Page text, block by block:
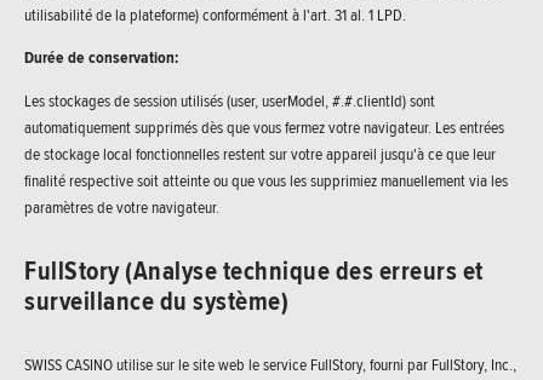
utilisabilité de la plateforme) conformément à l'art. 31 al. 1 LPD.
Durée de conservation:
Les stockages de session utilisés (user, userModel, #.#.clientId) sont
automatiquement supprimés dès que vous fermez votre navigateur. Les entrées
de stockage local fonctionnelles restent sur votre appareil jusqu'à ce que leur
finalité respective soit atteinte ou que vous les supprimiez manuellement via les
paramètres de votre navigateur.
FullStory (Analyse technique des erreurs et
surveillance du système)
SWISS CASINO utilise sur le site web le service FullStory, fourni par FullStory, Inc.,